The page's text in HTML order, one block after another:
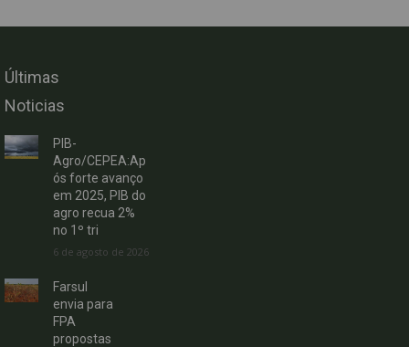
Últimas
Noticias
PIB-
Agro/CEPEA:Ap
ós forte avanço
em 2025, PIB do
agro recua 2%
no 1º tri
6 de agosto de 2026
Farsul
envia para
FPA
propostas